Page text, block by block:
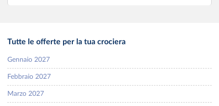
Tutte le offerte per la tua crociera
Gennaio 2027
Febbraio 2027
Marzo 2027